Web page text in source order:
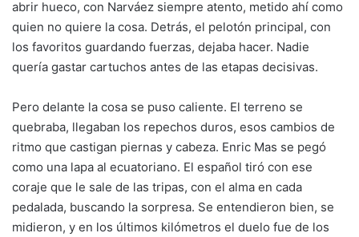
abrir hueco, con Narváez siempre atento, metido ahí como
quien no quiere la cosa. Detrás, el pelotón principal, con
los favoritos guardando fuerzas, dejaba hacer. Nadie
quería gastar cartuchos antes de las etapas decisivas.
Pero delante la cosa se puso caliente. El terreno se
quebraba, llegaban los repechos duros, esos cambios de
ritmo que castigan piernas y cabeza. Enric Mas se pegó
como una lapa al ecuatoriano. El español tiró con ese
coraje que le sale de las tripas, con el alma en cada
pedalada, buscando la sorpresa. Se entendieron bien, se
midieron, y en los últimos kilómetros el duelo fue de los